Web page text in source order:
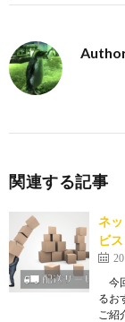
関連する記事
ネ
ビ
今
るお
ご紹